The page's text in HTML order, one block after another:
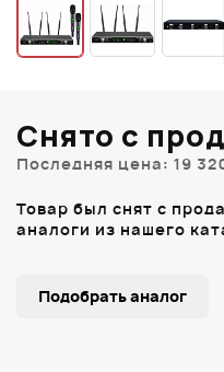
Снято с
Последняя цена: 19
Товар был снят с
аналоги из нашего
Подобрать аналог